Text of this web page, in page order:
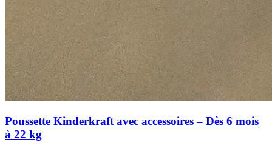
Poussette Kinderkraft avec accessoires – Dès 6 mois
à 22 kg